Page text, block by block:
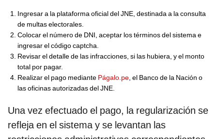
Ingresar a la plataforma oficial del JNE, destinada a la consulta
de multas electorales.
Colocar el número de DNI, aceptar los términos del sistema e
ingresar el código captcha.
Revisar el detalle de las infracciones, si las hubiera, y el monto
total por pagar.
Realizar el pago mediante Págalo.pe , el Banco de la Nación o
las oficinas autorizadas del JNE.
Una vez efectuado el pago, la regularización se
refleja en el sistema y se levantan las